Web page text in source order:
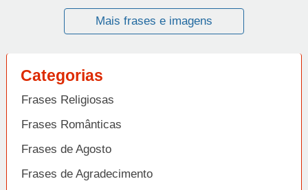
Mais frases e imagens
Categorias
Frases Religiosas
Frases Românticas
Frases de Agosto
Frases de Agradecimento